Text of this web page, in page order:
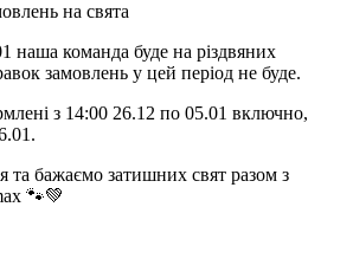
на свята
наша команда буде на різдвяних
замовлень у цей період не буде.
з 14:00 26.12 по 05.01 включно,
та бажаємо затишних свят разом з
🐾💚